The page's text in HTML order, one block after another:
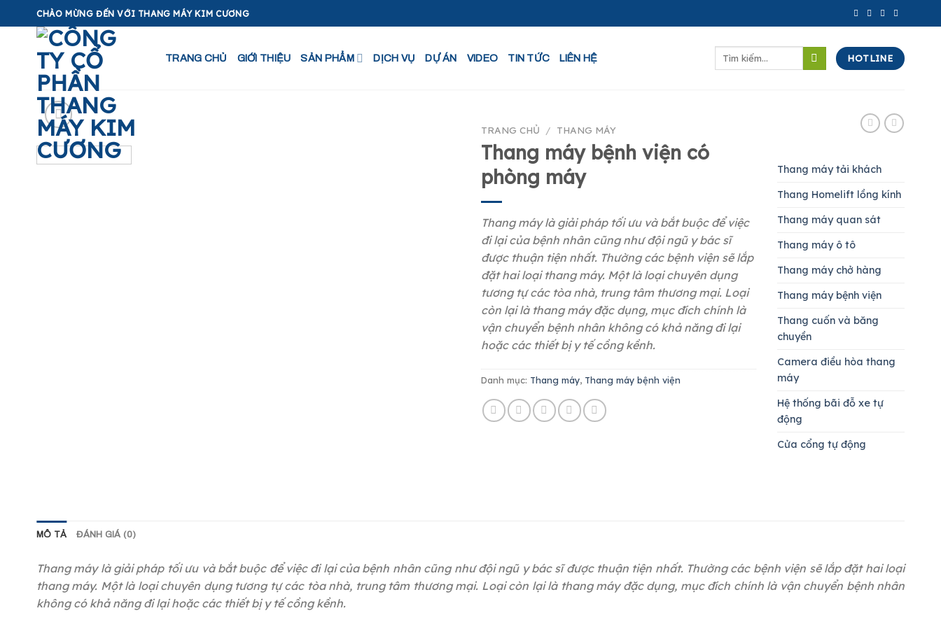
to
CHÀO MỪNG ĐẾN VỚI THANG MÁY KIM CƯƠNG
TRANG CHỦ GIỚI THIỆU SẢN PHẨM DỊCH VỤ DỰ ÁN VIDEO TIN TỨC LIÊN HỆ
Tìm
HOTLINE
TRANG CHỦ / THANG MÁY
Thang máy bệnh viện có
phòng máy
Thang máy là giải pháp tối ưu và bắt buộc để việc
đi lại của bệnh nhân cũng như đội ngũ y bác sĩ
được thuận tiện nhất. Thường các bệnh viện sẽ lắp
đặt hai loại thang máy. Một là loại chuyên dụng
tương tự các tòa nhà, trung tâm thương mại. Loại
còn lại là thang máy đặc dụng, mục đích chính là
vận chuyển bệnh nhân không có khả năng đi lại
hoặc các thiết bị y tế cồng kềnh.
Danh mục: Thang máy, Thang máy bệnh viện
Thang máy tải khách
Thang Homelift lồng kính
Thang máy quan sát
Thang máy ô tô
Thang máy chở hàng
Thang máy bệnh viện
Thang cuốn và băng
chuyền
Camera điều hòa thang
máy
Hệ thống bãi đỗ xe tự
động
Cửa cổng tự động
MÔ TẢ ĐÁNH GIÁ (0)
Thang máy là giải pháp tối ưu và bắt buộc để việc đi lại của bệnh nhân cũng như đội ngũ y bác sĩ được thuận tiện nhất. Thường các bệnh viện sẽ lắp đặt hai loại
thang máy. Một là loại chuyên dụng tương tự các tòa nhà, trung tâm thương mại. Loại còn lại là thang máy đặc dụng, mục đích chính là vận chuyển bệnh nhân
không có khả năng đi lại hoặc các thiết bị y tế cồng kềnh.